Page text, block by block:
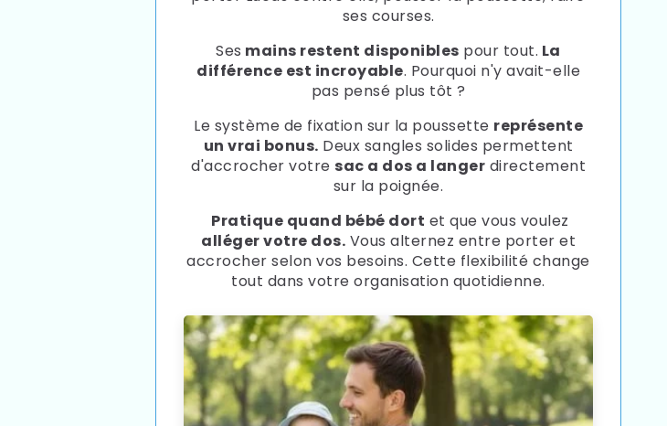
ses courses.
Ses mains restent disponibles pour tout. La
différence est incroyable. Pourquoi n'y avait-elle
pas pensé plus tôt ?
Le système de fixation sur la poussette représente
un vrai bonus. Deux sangles solides permettent
d'accrocher votre sac a dos a langer directement
sur la poignée.
Pratique quand bébé dort et que vous voulez
alléger votre dos. Vous alternez entre porter et
accrocher selon vos besoins. Cette flexibilité change
tout dans votre organisation quotidienne.